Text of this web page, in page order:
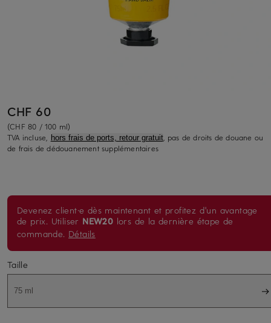
CHF 60
(CHF 80 / 100 ml)
TVA incluse,
hors frais de ports, retour gratuit, pas de droits de douane ou
de frais de dédouanement supplémentaires
Devenez client·e dès maintenant et profitez d'un avantage
de prix. Utiliser NEW20 lors de la dernière étape de
commande. Détails
Taille
75 ml